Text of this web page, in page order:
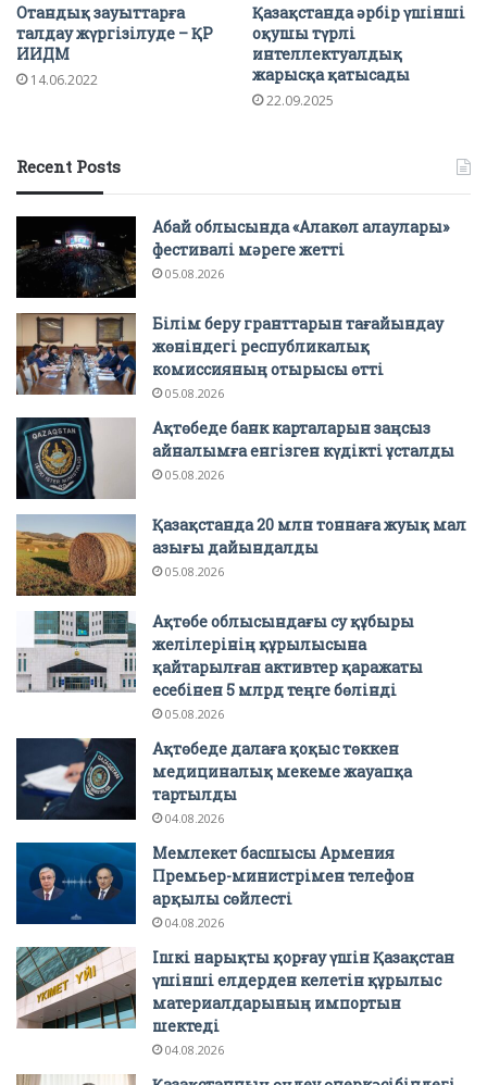
Отандық зауыттарға
талдау жүргізілуде – ҚР
ИИДМ
14.06.2022
Қазақстанда әрбір үшінші
оқушы түрлі
интеллектуалдық
жарысқа қатысады
22.09.2025
Recent Posts
Абай облысында «Алакөл алаулары»
фестивалі мәреге жетті
05.08.2026
Білім беру гранттарын тағайындау
жөніндегі республикалық
комиссияның отырысы өтті
05.08.2026
Ақтөбеде банк карталарын заңсыз
айналымға енгізген күдікті ұсталды
05.08.2026
Қазақстанда 20 млн тоннаға жуық мал
азығы дайындалды
05.08.2026
Ақтөбе облысындағы су құбыры
желілерінің құрылысына
қайтарылған активтер қаражаты
есебінен 5 млрд теңге бөлінді
05.08.2026
Ақтөбеде далаға қоқыс төккен
медициналық мекеме жауапқа
тартылды
04.08.2026
Мемлекет басшысы Армения
Премьер-министрімен телефон
арқылы сөйлесті
04.08.2026
Ішкі нарықты қорғау үшін Қазақстан
үшінші елдерден келетін құрылыс
материалдарының импортын
шектеді
04.08.2026